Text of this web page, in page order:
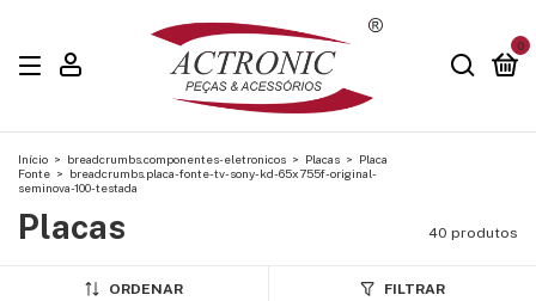
0
Início > breadcrumbs.componentes-eletronicos > Placas > Placa
Fonte > breadcrumbs.placa-fonte-tv-sony-kd-65x755f-original-
seminova-100-testada
Placas 40 produtos
ORDENAR FILTRAR